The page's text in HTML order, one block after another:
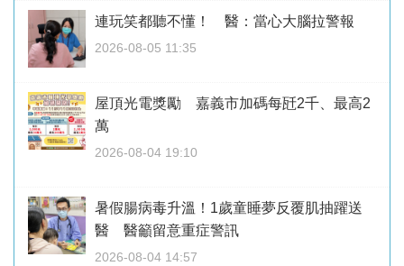
連玩笑都聽不懂！ 醫：當心大腦拉警報
2026-08-05 11:35
屋頂光電獎勵 嘉義市加碼每瓩2千、最高2
萬
2026-08-04 19:10
暑假腸病毒升溫！1歲童睡夢反覆肌抽躍送
醫 醫籲留意重症警訊
2026-08-04 14:57